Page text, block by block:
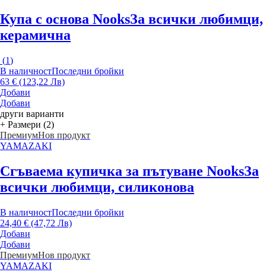
Купа с основа NooksЗа всички любимци,
керамична
(1)
В наличностПоследни бройки
63 € (123,22 Лв)
Добави
Добави
други варианти
+ Размери (2)
ПремиумНов продукт
YAMAZAKI
Сгъваема купичка за пътуване NooksЗа
всички любимци, силиконова
В наличностПоследни бройки
24,40 € (47,72 Лв)
Добави
Добави
ПремиумНов продукт
YAMAZAKI